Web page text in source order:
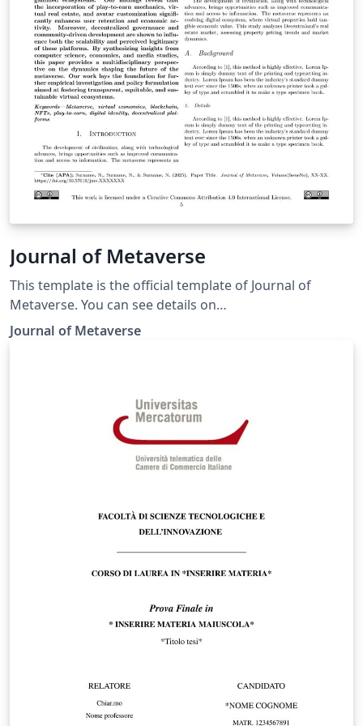
Journal of Metaverse
This template is the official template of Journal of
Metaverse. You can see details on
https://dergipark.org.tr/en/pub/jmv/writing-rules Also
you can download the Latex Template Zip file from
Journal of Metaverse